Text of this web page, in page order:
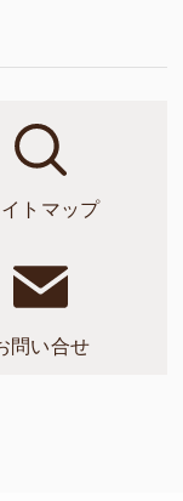
トマップ
問い合せ